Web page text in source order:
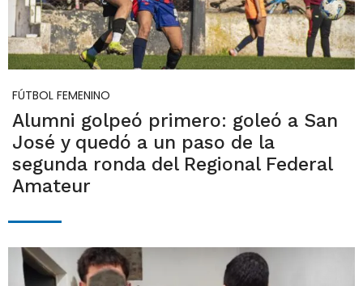
FÚTBOL FEMENINO
Alumni golpeó primero: goleó a San
José y quedó a un paso de la
segunda ronda del Regional Federal
Amateur